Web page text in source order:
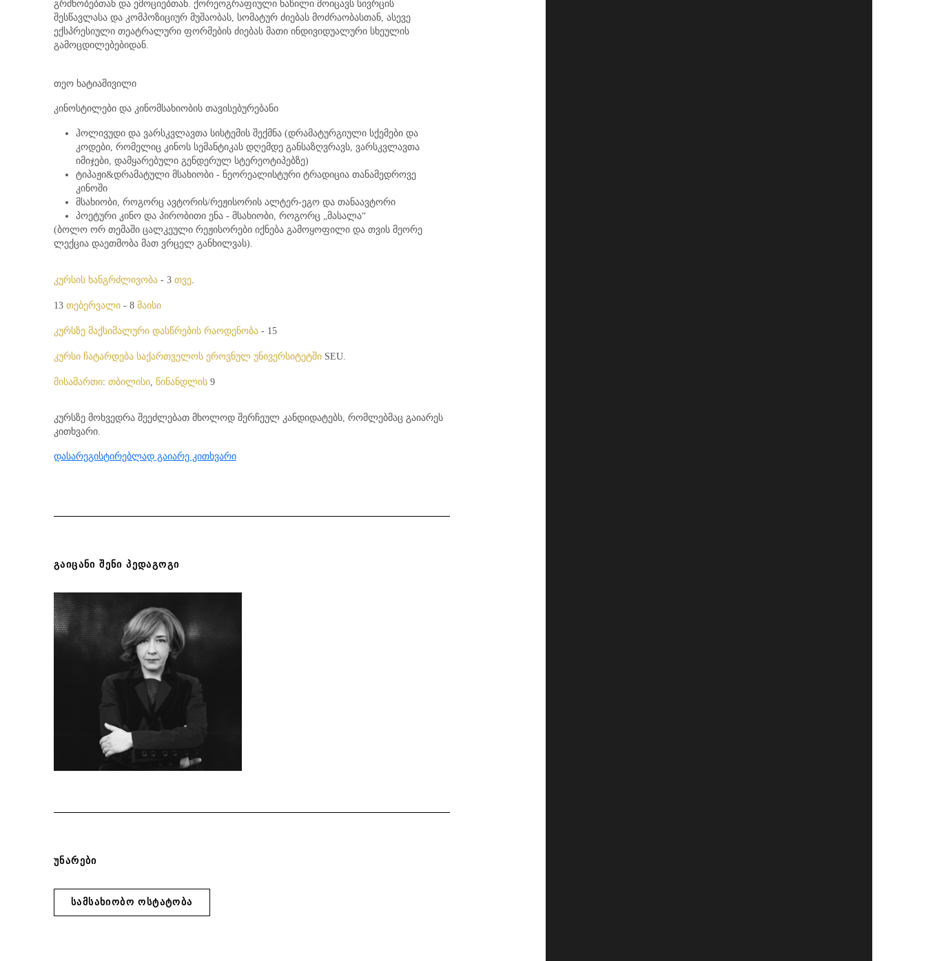
გრძნობებთან და ემოციებთან. ქორეოგრაფიული ნაწილი მოიცავს სივრცის
შესწავლასა და კომპოზიციურ მუშაობას, სომატურ ძიებას მოძრაობასთან, ასევე
ექსპრესიული თეატრალური ფორმების ძიებას მათი ინდივიდუალური სხეულის
გამოცდილებებიდან.
თეო ხატიაშივილი
კინოსტილები და კინომსახიობის თავისებურებანი
ჰოლივუდი და ვარსკვლავთა სისტემის შექმნა (დრამატურგიული სქემები და
კოდები, რომელიც კინოს სემანტიკას დღემდე განსაზღვრავს, ვარსკვლავთა
იმიჯები, დამყარებული გენდერულ სტერეოტიპებზე)
ტიპაჟი&დრამატული მსახიობი - ნეორეალისტური ტრადიცია თანამედროვე
კინოში
მსახიობი, როგორც ავტორის/რეჟისორის ალტერ-ეგო და თანაავტორი
პოეტური კინო და პირობითი ენა - მსახიობი, როგორც „მასალა“
(ბოლო ორ თემაში ცალკეული რეჟისორები იქნება გამოყოფილი და თვის მეორე
ლექცია დაეთმობა მათ ვრცელ განხილვას).
კურსის ხანგრძლივობა - 3 თვე.
13 თებერვალი - 8 მაისი
კურსზე მაქსიმალური დასწრების რაოდენობა - 15
კურსი ჩატარდება საქართველოს ეროვნულ უნივერსიტეტში SEU.
მისამართი: თბილისი, წინანდლის 9
კურსზე მოხვედრა შეეძლებათ მხოლოდ შერჩეულ კანდიდატებს, რომლებმაც გაიარეს
კითხვარი.
დასარეგისტირებლად გაიარე კითხვარი
ᲒᲐᲘᲪᲐᲜᲘ ᲨᲔᲜᲘ ᲞᲔᲓᲐᲒᲝᲒᲘ
Ნანუკა
მსახიობობა კინოსა და
ტელევიზიაში
ᲣᲜᲐᲠᲔᲑᲘ
Სამსახიობო Ოსტატობა